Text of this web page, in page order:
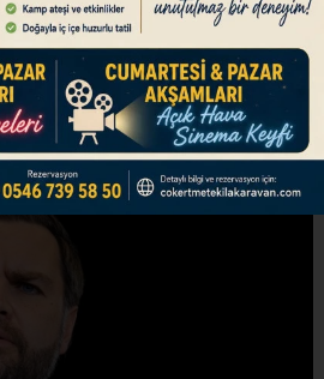
JD Vance, warning that 'a
are at his disposal
ABONE OL